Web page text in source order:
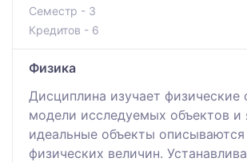
Семестр - 3
Кредитов - 6
Физика
Дисциплина изучает физические
модели исследуемых объектов и
идеальные объекты
физических величин.